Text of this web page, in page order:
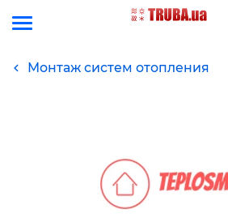
Монтаж систем отопления